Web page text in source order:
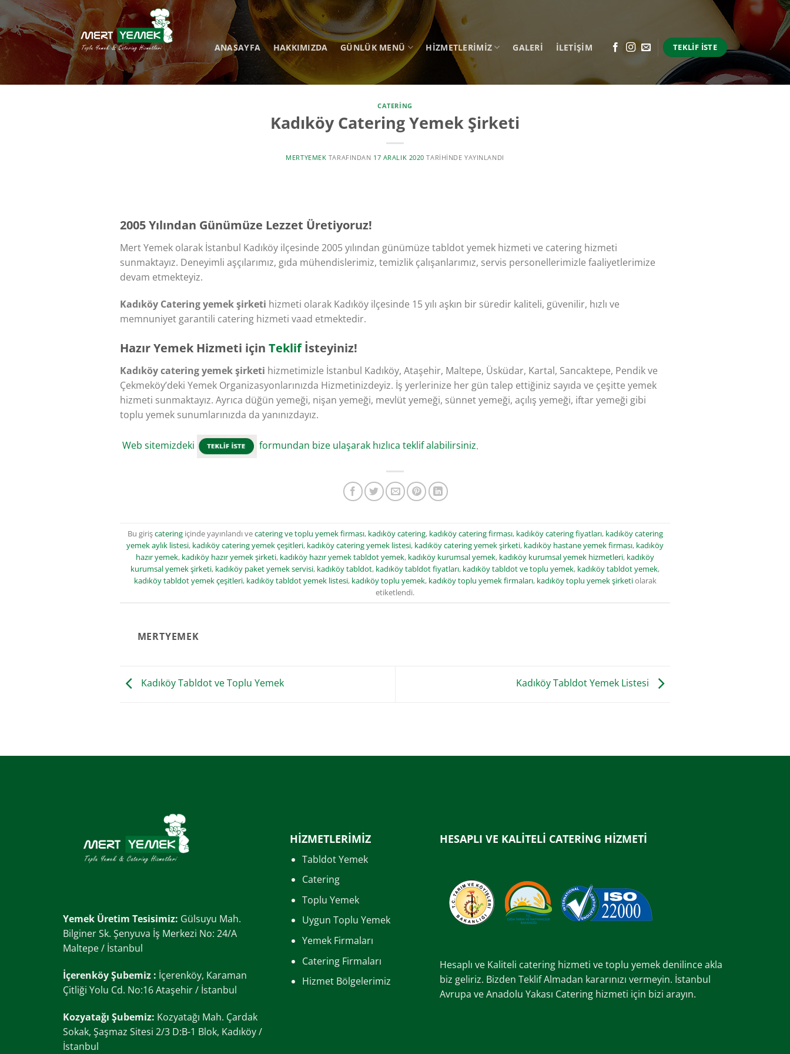
İçeriğe
ANASAYFA HAKKIMIZDA GÜNLÜK MENÜ HIZMETLERIMIZ GALERI İLETİŞİM TEKLIF İSTE
CATERING
Kadıköy Catering Yemek Şirketi
MERTYEMEK TARAFINDAN 17 ARALIK 2020 TARIHINDE YAYINLANDI
2005Yılından Günümüze Lezzet Üretiyoruz!​
Mert Yemek olarak İstanbul Kadıköy ilçesinde 2005 yılından günümüze tabldot yemek hizmeti ve catering hizmeti
sunmaktayız. Deneyimli aşçılarımız, gıda mühendislerimiz, temizlik çalışanlarımız, servis personellerimizle faaliyetlerimize
devam etmekteyiz.
Kadıköy Catering yemek şirketi hizmeti olarak Kadıköy ilçesinde 15 yılı aşkın bir süredir kaliteli, güvenilir, hızlı ve
memnuniyet garantili catering hizmeti vaad etmektedir.
Hazır Yemek Hizmeti için Teklifİsteyiniz!​
Kadıköy catering yemek şirketi hizmetimizle İstanbul Kadıköy, Ataşehir, Maltepe, Üsküdar, Kartal, Sancaktepe, Pendik ve
Çekmeköy’deki Yemek Organizasyonlarınızda Hizmetinizdeyiz. İş yerlerinize her gün talep ettiğiniz sayıda ve çeşitte yemek
hizmeti sunmaktayız. Ayrıca düğün yemeği, nişan yemeği, mevlüt yemeği, sünnet yemeği, açılış yemeği, iftar yemeği gibi
toplu yemek sunumlarınızda da yanınızdayız.
Web sitemizdeki formundan bize ulaşarak hızlıca teklif alabilirsiniz.
Bu girişcateringiçinde yayınlandı vecatering ve toplu yemek firması, kadıköy catering, kadıköy catering firması, kadıköy catering fiyatları, kadıköy catering
yemek aylık listesi, kadıköy catering yemek çeşitleri, kadıköy catering yemek listesi, kadıköy catering yemek şirketi, kadıköy hastane yemek firması, kadıköy
hazır yemek, kadıköy hazır yemek şirketi, kadıköy hazır yemek tabldot yemek, kadıköy kurumsal yemek, kadıköy kurumsal yemek hizmetleri, kadıköy
kurumsal yemek şirketi, kadıköy paket yemek servisi, kadıköy tabldot, kadıköy tabldot fiyatları, kadıköy tabldot ve toplu yemek, kadıköy tabldot yemek,
kadıköy tabldot yemek çeşitleri, kadıköy tabldot yemek listesi, kadıköy toplu yemek, kadıköy toplu yemek firmaları, kadıköy toplu yemek şirketiolarak
etiketlendi.
MERTYEMEK
Kadıköy Tabldot ve Toplu Yemek Kadıköy Tabldot Yemek Listesi
Yemek Üretim Tesisimiz: Gülsuyu Mah.
Bilginer Sk. Şenyuva İş Merkezi No: 24/A
Maltepe / İstanbul
İçerenköy Şubemiz : İçerenköy, Karaman
Çitliği Yolu Cd. No:16 Ataşehir / İstanbul
Kozyatağı Şubemiz: Kozyatağı Mah. Çardak
Sokak, Şaşmaz Sitesi 2/3 D:B-1 Blok, Kadıköy /
İstanbul
HİZMETLERİMİZ
Tabldot Yemek
Catering
Toplu Yemek
Uygun Toplu Yemek
Yemek Firmaları
Catering Firmaları
Hizmet Bölgelerimiz
HESAPLI VE KALİTELİ CATERİNG HİZMETİ
Hesaplı ve Kaliteli catering hizmeti ve toplu yemek denilince akla
biz geliriz. Bizden Teklif Almadan kararınızı vermeyin. İstanbul
Avrupa ve Anadolu Yakası Catering hizmeti için bizi arayın.